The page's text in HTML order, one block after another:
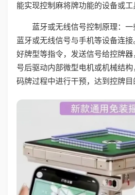
能实现控制麻将牌功能的设备或工
蓝牙或无线信号控制原理：
蓝牙或无线信号与手机等设备连
好牌型等指令，发送信号给控牌
号后驱动内部微型电机或机械结构
码牌过程中进行干预，达到控牌目